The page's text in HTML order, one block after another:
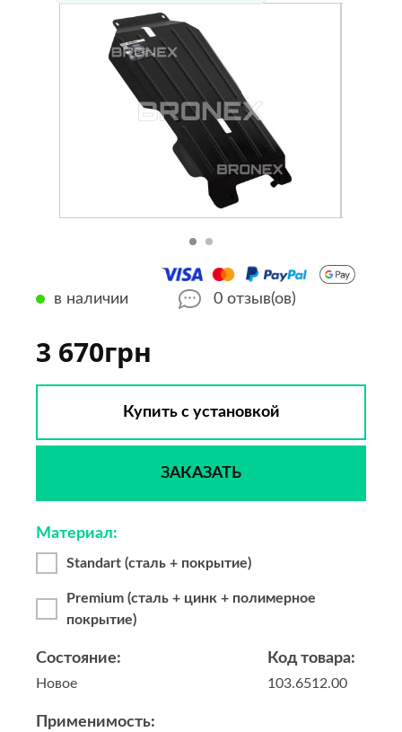
3 670грн
Купить с установкой
ЗАКАЗАТЬ
в наличии 0 отзыв(ов)
Код товара:
103.6512.00
Состояние:
Новое
Материал:
Standart (сталь + покрытие)
Premium (сталь + цинк + полимерное
покрытие)
Применимость: